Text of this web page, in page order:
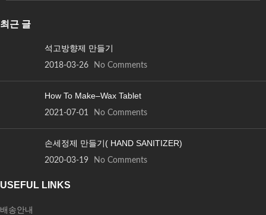
최근 글
석고방향제 만들기
2018-03-26 No Comments
How To Make–Wax Tablet
2021-07-01 No Comments
손세정제 만들기( HAND SANITIZER)
2020-03-19 No Comments
USEFUL LINKS
배송안내